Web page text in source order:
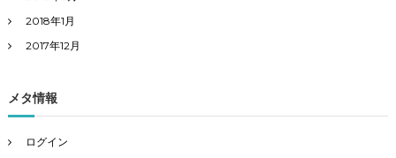
2018年1月
2017年12月
メタ情報
ログイン